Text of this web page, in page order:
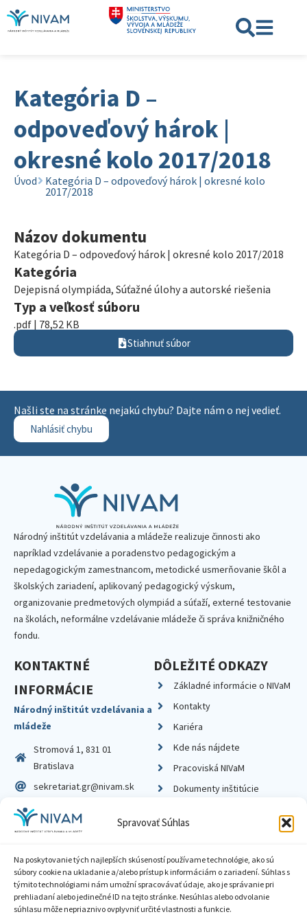
Spravovať Súhlas
Na poskytovanie tých najlepších skúseností používame technológie, ako sú
súbory cookie na ukladanie a/alebo prístup k informáciám o zariadení. Súhlas s
týmito technológiami nám umožní spracovávať údaje, ako je správanie pri
prehliadaní alebo jedinečné ID na tejto stránke. Nesúhlas alebo odvolanie
súhlasu môže nepriaznivo ovplyvniť určité vlastnosti a funkcie.
Kategória D –
odpoveďový hárok |
okresné kolo 2017/2018
Úvod
Kategória D – odpoveďový hárok | okresné kolo
2017/2018
Názov dokumentu
Kategória D – odpoveďový hárok | okresné kolo 2017/2018
Kategória
Dejepisná olympiáda, Súťažné úlohy a autorské riešenia
Typ a veľkosť súboru
.pdf | 78,52 KB
Stiahnuť súbor
Našli ste na stránke nejakú chybu? Dajte nám o nej vedieť.
Nahlásiť chybu
Národný inštitút vzdelávania a mládeže realizuje činnosti ako
napríklad vzdelávanie a poradenstvo pedagogickým a
nepedagogickým zamestnancom, metodické usmerňovanie škôl a
školských zariadení, aplikovaný pedagogický výskum,
organizovanie predmetových olympiád a súťaží, externé testovanie
na školách, neformálne vzdelávanie mládeže či správa knižničného
fondu.
KONTAKTNÉ
INFORMÁCIE
Národný inštitút vzdelávania a
mládeže
Stromová 1, 831 01
Bratislava
sekretariat.gr@nivam.sk
IČO: 00164348
DIČ: 2020798714
DÔLEŽITÉ ODKAZY
Základné informácie o NIVaM
Kontakty
Kariéra
Kde nás nájdete
Pracoviská NIVaM
Dokumenty inštitúcie
Zásady ochrany súkromia